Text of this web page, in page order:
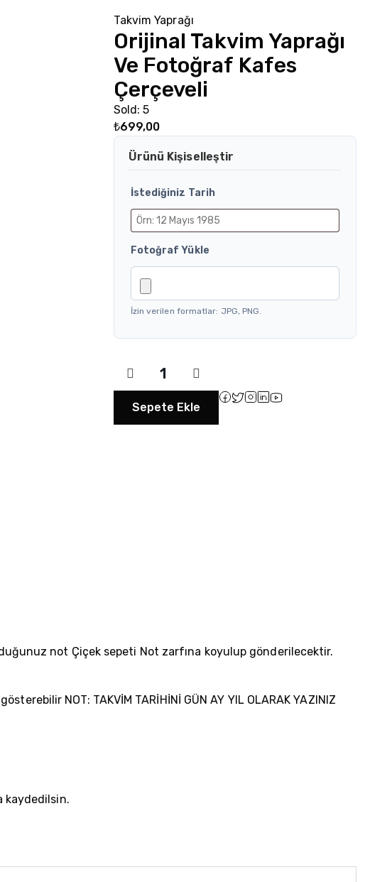
Takvim Yaprağı
Orijinal Takvim Yaprağı
Ve Fotoğraf Kafes
Çerçeveli
Sold: 5
₺699,00
Ürünü Kişiselleştir
İstediğiniz Tarih
Fotoğraf Yükle
İzin verilen formatlar: JPG, PNG.
Sepete Ekle
not Çiçek sepeti Not zarfına koyulup gönderilecektir.
NOT: TAKVİM TARİHİNİ GÜN AY YIL OLARAK YAZINIZ
kaydedilsin.